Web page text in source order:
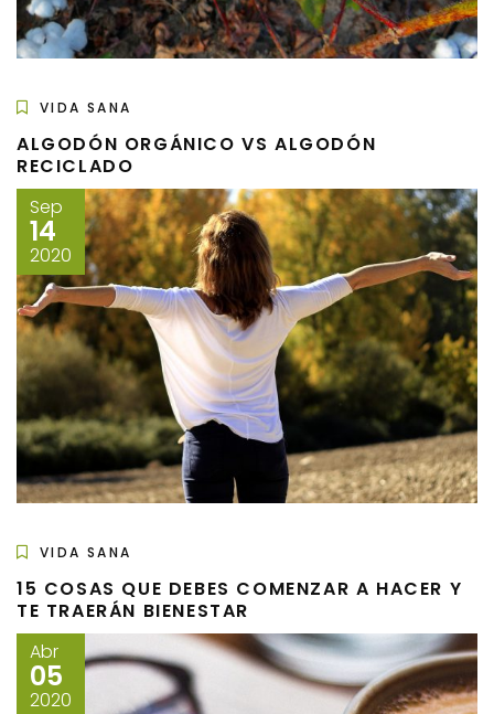
VIDA SANA
ALGODÓN ORGÁNICO VS ALGODÓN
RECICLADO
Sep
14
2020
VIDA SANA
15 COSAS QUE DEBES COMENZAR A HACER Y
TE TRAERÁN BIENESTAR
Abr
05
2020